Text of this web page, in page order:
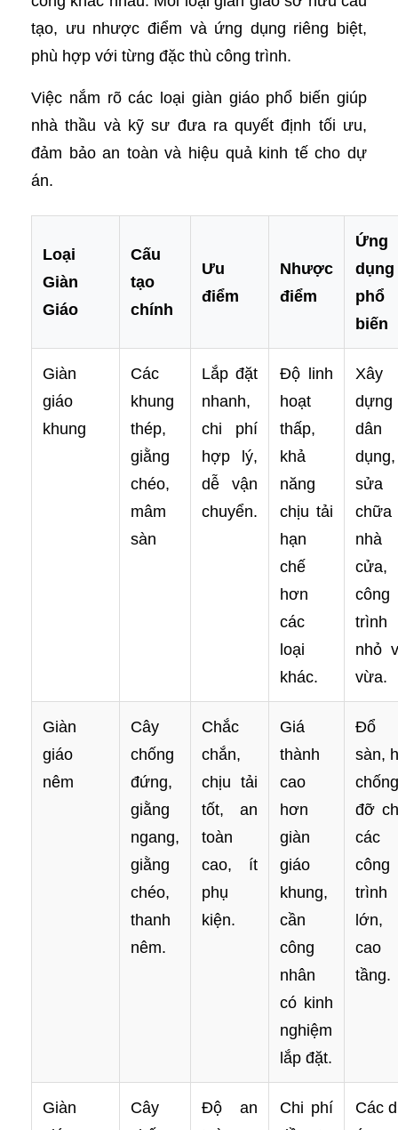
tạo, ưu nhược điểm và ứng dụng riêng biệt,
phù hợp với từng đặc thù công trình.
Việc nắm rõ các loại giàn giáo phổ biến giúp
nhà thầu và kỹ sư đưa ra quyết định tối ưu,
đảm bảo an toàn và hiệu quả kinh tế cho dự
án.
Loại
Giàn
Giáo
Cấu
tạo
chính
Ưu
điểm
Nhược
điểm
Ứng
dụng
phổ
biến
Giàn
giáo
khung
Các
khung
thép,
giằng
chéo,
mâm
sàn
Lắp đặt
nhanh,
chi phí
hợp lý,
dễ vận
chuyển.
Độ linh
hoạt
thấp,
khả
năng
chịu tải
hạn
chế
hơn
các
loại
khác.
Xây
dựng
dân
dụng,
sửa
chữa
nhà
cửa,
công
trình
nhỏ
vừa.
Giàn
giáo
nêm
Cây
chống
đứng,
giằng
ngang,
giằng
chéo,
thanh
nêm.
Chắc
chắn,
chịu tải
tốt, an
toàn
cao, ít
phụ
kiện.
Giá
thành
cao
hơn
giàn
giáo
khung,
cần
công
nhân
có kinh
nghiệm
lắp đặt.
Đổ
sàn,
chống
đỡ
các
công
trình
lớn,
cao
tầng.
Giàn
Cây
Độ an
Chi phí
Các